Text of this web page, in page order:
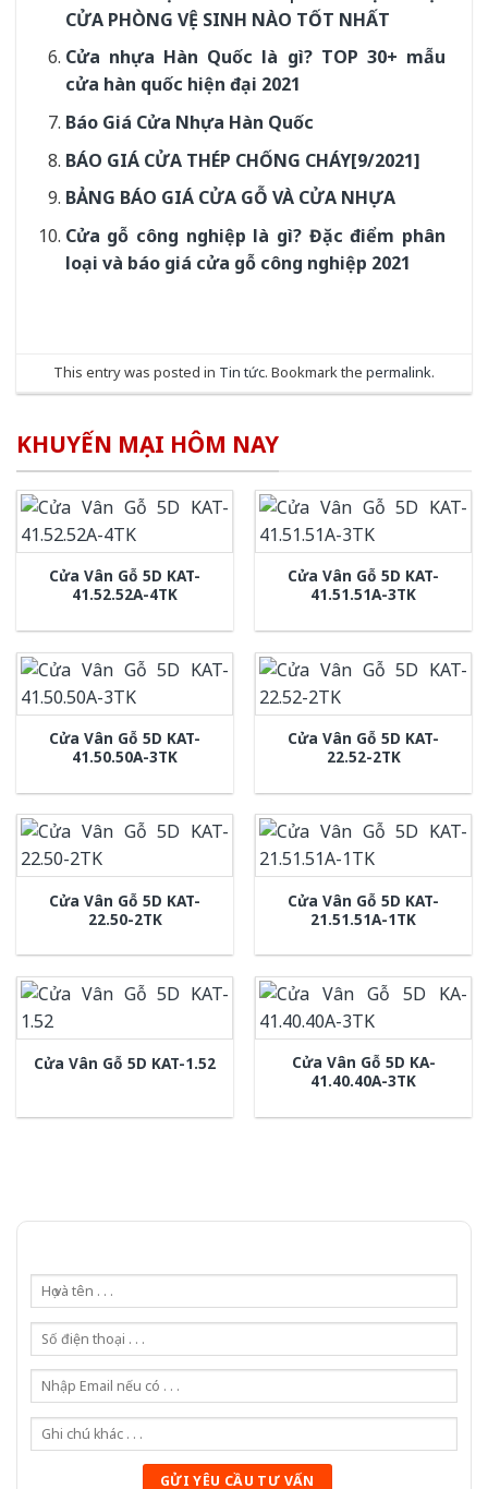
CỬA PHÒNG VỆ SINH NÀO TỐT NHẤT
Cửa nhựa Hàn Quốc là gì? TOP 30+ mẫu
cửa hàn quốc hiện đại 2021
Báo Giá Cửa Nhựa Hàn Quốc
BÁO GIÁ CỬA THÉP CHỐNG CHÁY[9/2021]
BẢNG BÁO GIÁ CỬA GỖ VÀ CỬA NHỰA
Cửa gỗ công nghiệp là gì? Đặc điểm phân
loại và báo giá cửa gỗ công nghiệp 2021
This entry was posted in Tin tức. Bookmark the permalink.
KHUYẾN MẠI HÔM NAY
Cửa Vân Gỗ 5D KAT-
41.52.52A-4TK
Cửa Vân Gỗ 5D KAT-
41.51.51A-3TK
Cửa Vân Gỗ 5D KAT-
41.50.50A-3TK
Cửa Vân Gỗ 5D KAT-
22.52-2TK
Cửa Vân Gỗ 5D KAT-
22.50-2TK
Cửa Vân Gỗ 5D KAT-
21.51.51A-1TK
Cửa Vân Gỗ 5D KAT-1.52
Cửa Vân Gỗ 5D KA-
41.40.40A-3TK